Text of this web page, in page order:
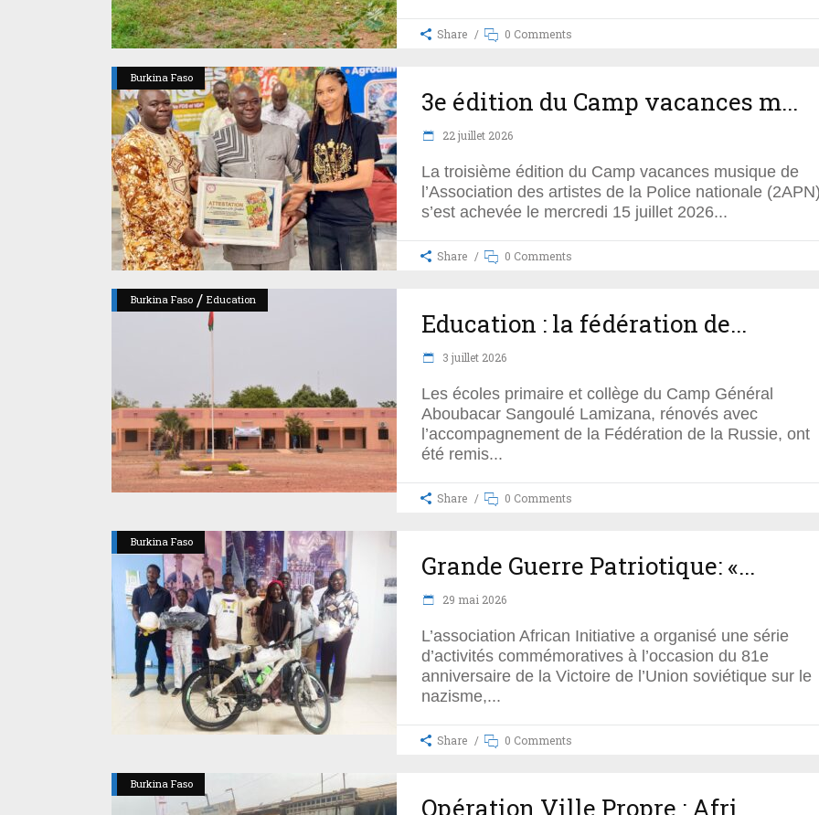
Share 0 Comments
Burkina Faso
3e édition du Camp vacances m...
22 juillet 2026
La troisième édition du Camp vacances musique de
l’Association des artistes de la Police nationale
s’est achevée le mercredi 15 juillet 2026
Share 0 Comments
Burkina Faso / Education
Education : la fédération de...
3 juillet 2026
Les écoles primaire et collège du Camp Général
Aboubacar Sangoulé Lamizana, rénovés avec
l’accompagnement de la Fédération de la Russie, ont
été remis
Share 0 Comments
Burkina Faso
Grande Guerre Patriotique: «...
29 mai 2026
L’association African Initiative a organisé une série
d’activités commémoratives à l’occasion du 81e
anniversaire de la Victoire de l’Union soviétique sur le
nazisme,
Share 0 Comments
Burkina Faso
Opération Ville Propre : Afri...